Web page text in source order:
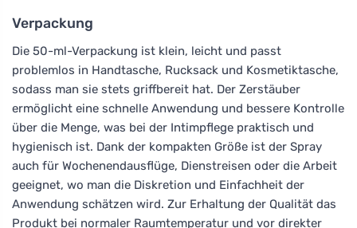
Verpackung
Die 50-ml-Verpackung ist klein, leicht und passt
problemlos in Handtasche, Rucksack und Kosmetiktasche,
sodass man sie stets griffbereit hat. Der Zerstäuber
ermöglicht eine schnelle Anwendung und bessere Kontrolle
über die Menge, was bei der Intimpflege praktisch und
hygienisch ist. Dank der kompakten Größe ist der Spray
auch für Wochenendausflüge, Dienstreisen oder die Arbeit
geeignet, wo man die Diskretion und Einfachheit der
Anwendung schätzen wird. Zur Erhaltung der Qualität das
Produkt bei normaler Raumtemperatur und vor direkter